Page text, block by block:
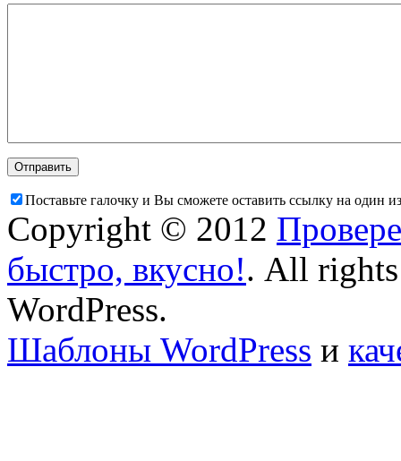
Поставьте галочку и Вы сможете оставить ссылку на один
Copyright © 2012
быстро, вкусно!. All rights
WordPress.
Шаблоны WordPress и